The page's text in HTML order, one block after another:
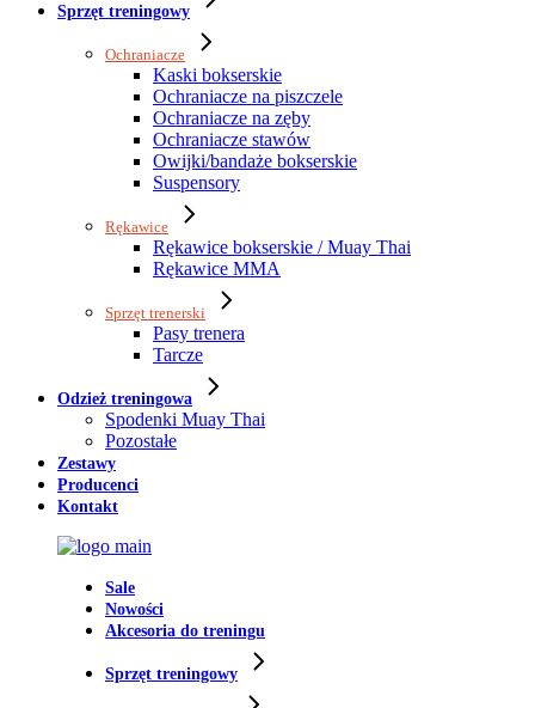
Sprzęt treningowy
Ochraniacze
Kaski bokserskie
Ochraniacze na piszczele
Ochraniacze na zęby
Ochraniacze stawów
Owijki/bandaże bokserskie
Suspensory
Rękawice
Rękawice bokserskie / Muay Thai
Rękawice MMA
Sprzęt trenerski
Pasy trenera
Tarcze
Odzież treningowa
Spodenki Muay Thai
Pozostałe
Zestawy
Producenci
Kontakt
Sale
Nowości
Akcesoria do treningu
Sprzęt treningowy